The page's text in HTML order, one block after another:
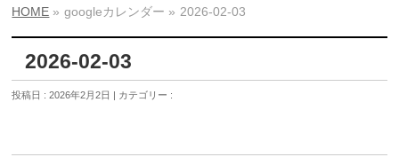
HOME » googleカレンダー » 2026-02-03
2026-02-03
投稿日 : 2026年2月2日 | カテゴリー :